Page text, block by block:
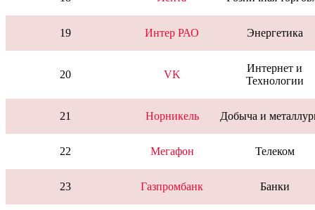
19 Интер РАО Энергетика
20 VK
Интернет и
Технологии
21 Норникель Добыча и
22 Мегафон Телеком
23 Газпромбанк Банки